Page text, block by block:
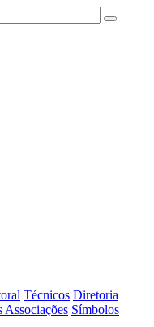
Técnicos Diretoria
Associações Símbolos